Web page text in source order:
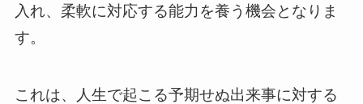
入れ、柔軟に対応する能力を養う機会となりま
す。
これは、人生で起こる予期せぬ出来事に対する